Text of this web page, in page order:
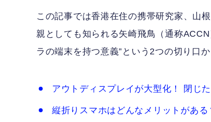
この記事では香港在住の携帯研究家、山
親としても知られる矢崎飛鳥（通称
ラの端末を持つ意義”という2つの切り口か
アウトディスプレイが大型化！ 閉じ
縦折りスマホはどんなメリットがある